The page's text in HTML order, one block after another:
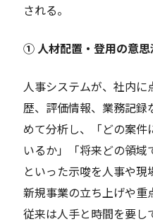
される。
① 人材配置・登用の意思
人事システムが、社内
歴、評価情報、業務記
めて分析し、「どの案件
いるか」「将来どの領域
といった示唆を人事や現
新規事業の立ち上げや重
従来は人手と時間を要